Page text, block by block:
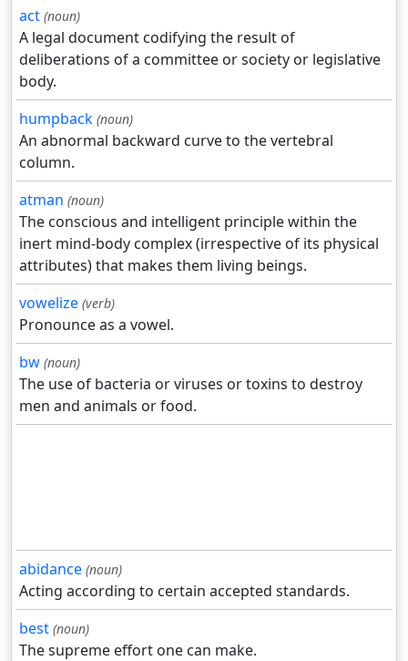
act (noun)
A legal document codifying the result of
deliberations of a committee or society or legislative
body.
humpback (noun)
An abnormal backward curve to the vertebral
column.
atman (noun)
The conscious and intelligent principle within the
inert mind-body complex (irrespective of its physical
attributes) that makes them living beings.
vowelize (verb)
Pronounce as a vowel.
bw (noun)
The use of bacteria or viruses or toxins to destroy
men and animals or food.
abidance (noun)
Acting according to certain accepted standards.
best (noun)
The supreme effort one can make.